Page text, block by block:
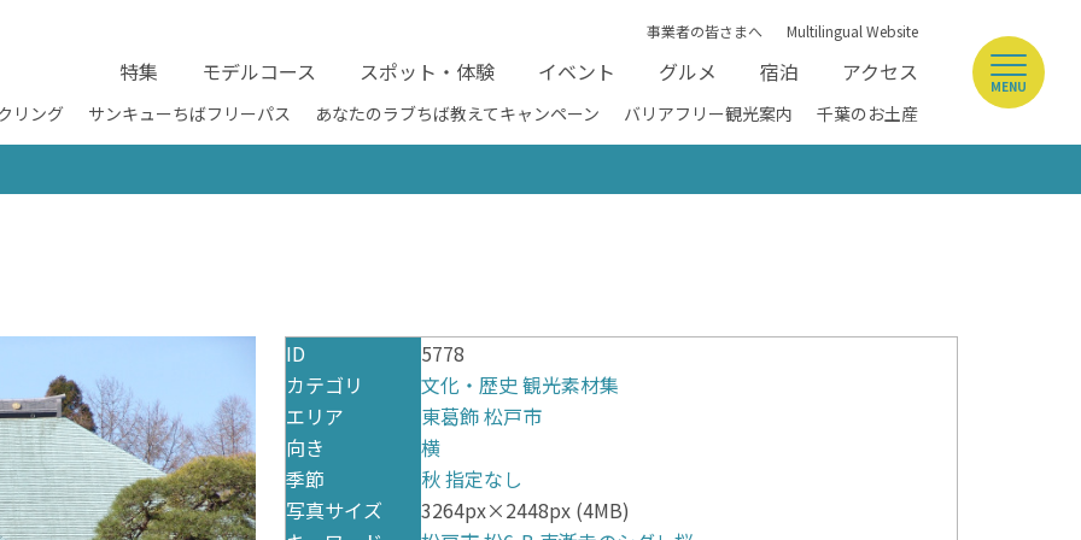
事業者の皆さまへ Multilingual Website
特集 モデルコース スポット・体験 イベント グルメ 宿泊 アクセス
リング サンキューちばフリーパス あなたのラブちば教えてキャンペーン バリアフリー観光案内 千葉のお土産
MENU
ID
5778
カテゴリ
文化・歴史 観光素材集
エリア
東葛飾松戸市
向き
横
季節
秋指定なし
写真サイズ
3264px×2448px (4MB)